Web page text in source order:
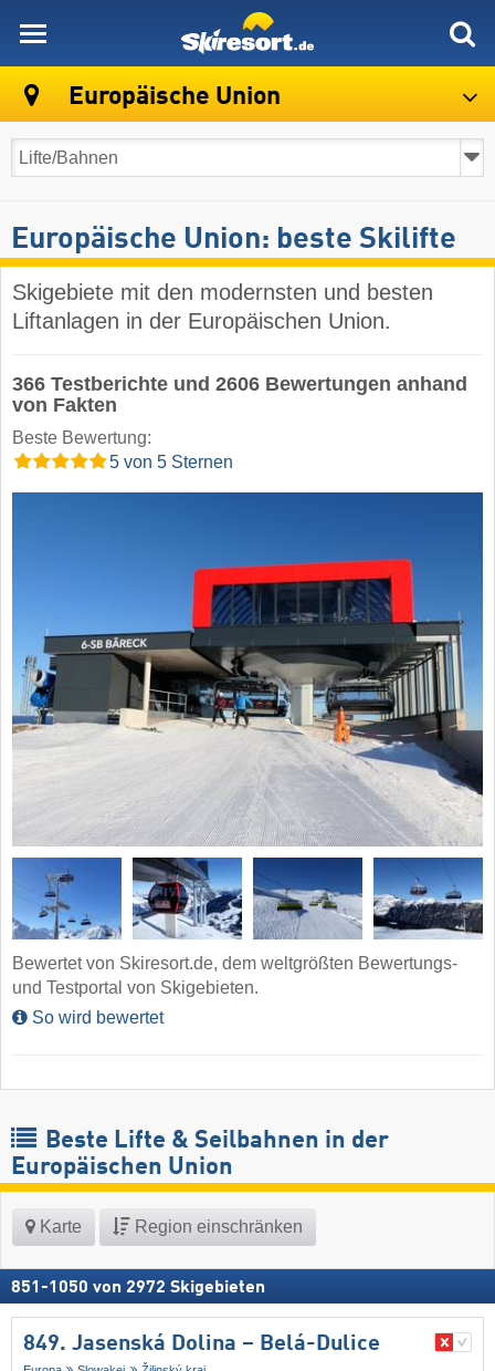
Europäische Union
Europäische Union: beste Skilifte
Skigebiete mit den modernsten und besten
Liftanlagen in der Europäischen Union.
366 Testberichte und 2606 Bewertungen anhand
von Fakten
Beste Bewertung:
5 von 5 Sternen
Bewertet von Skiresort.de, dem weltgrößten Bewertungs-
und Testportal von Skigebieten.
So wird bewertet
Beste Lifte & Seilbahnen in der
Europäischen Union
Karte Region einschränken
851 -1050 von 2972 Skigebieten
849. Jasenská Dolina – Belá-Dulice